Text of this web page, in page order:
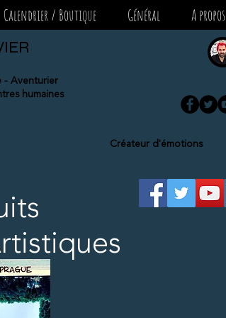
Calendrier / Boutique Général A propos
- Aventurier
humaines
Créateur d'émotions